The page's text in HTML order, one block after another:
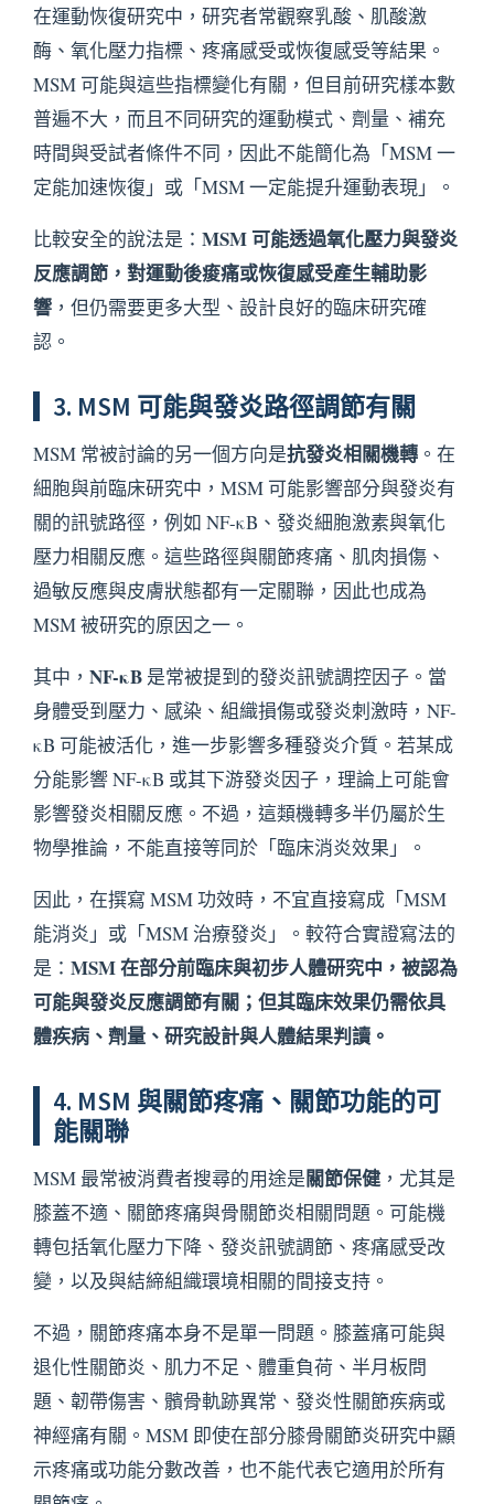
在運動恢復研究中，研究者常觀察乳酸、肌酸激
酶、氧化壓力指標、疼痛感受或恢復感受等結果。
MSM 可能與這些指標變化有關，但目前研究樣本數
普遍不大，而且不同研究的運動模式、劑量、補充
時間與受試者條件不同，因此不能簡化為「MSM 一
定能加速恢復」或「MSM 一定能提升運動表現」。
比較安全的說法是： MSM 可能透過氧化壓力與發炎
反應調節，對運動後痠痛或恢復感受產生輔助影
響 ，但仍需要更多大型、設計良好的臨床研究確
認。
3. MSM 可能與發炎路徑調節有關
MSM 常被討論的另一個方向是抗發炎相關機轉 。在
細胞與前臨床研究中，MSM 可能影響部分與發炎有
關的訊號路徑，例如 NF-κB、發炎細胞激素與氧化
壓力相關反應。這些路徑與關節疼痛、肌肉損傷、
過敏反應與皮膚狀態都有一定關聯，因此也成為
MSM 被研究的原因之一。
其中， NF-κB 是常被提到的發炎訊號調控因子。當
身體受到壓力、感染、組織損傷或發炎刺激時，NF-
κB 可能被活化，進一步影響多種發炎介質。若某成
分能影響 NF-κB 或其下游發炎因子，理論上可能會
影響發炎相關反應。不過，這類機轉多半仍屬於生
物學推論，不能直接等同於「臨床消炎效果」。
因此，在撰寫 MSM 功效時，不宜直接寫成「MSM
能消炎」或「MSM 治療發炎」。較符合實證寫法的
是： MSM 在部分前臨床與初步人體研究中，被認為
可能與發炎反應調節有關；但其臨床效果仍需依具
體疾病、劑量、研究設計與人體結果判讀。
4. MSM 與關節疼痛、關節功能的可
能關聯
MSM 最常被消費者搜尋的用途是關節保健 ，尤其是
膝蓋不適、關節疼痛與骨關節炎相關問題。可能機
轉包括氧化壓力下降、發炎訊號調節、疼痛感受改
變，以及與結締組織環境相關的間接支持。
不過，關節疼痛本身不是單一問題。膝蓋痛可能與
退化性關節炎、肌力不足、體重負荷、半月板問
題、韌帶傷害、髕骨軌跡異常、發炎性關節疾病或
神經痛有關。MSM 即使在部分膝骨關節炎研究中顯
示疼痛或功能分數改善，也不能代表它適用於所有